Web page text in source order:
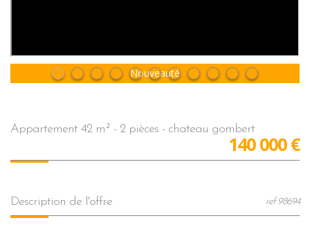
Sous Compromis
Nouveauté
appartement 42 m² - 2 pièces - chateau gombert
140 000 €
description de l'offre ref 98694